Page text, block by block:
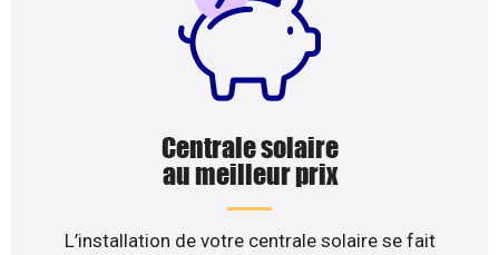
Centrale solaire
au meilleur prix
L’installation de votre centrale solaire se fait